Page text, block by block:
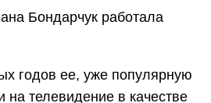
Бондарчук работала
годов ее, уже популярную
на телевидение в качестве